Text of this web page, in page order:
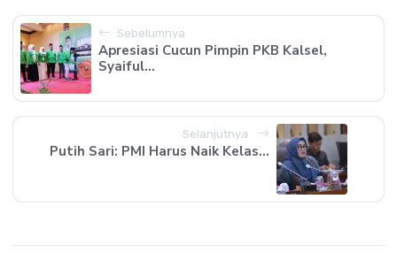
Sebelumnya
Apresiasi Cucun Pimpin PKB Kalsel,
Syaiful...
Selanjutnya
Putih Sari: PMI Harus Naik Kelas...